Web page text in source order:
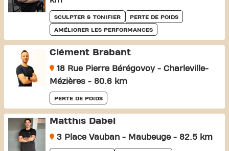
SCULPTER & TONIFIER PERTE DE POIDS
AMÉLIORER LES PERFORMANCES
Clément Brabant
18 Rue Pierre Bérégovoy - Charleville-
Mézières - 80.6 km
PERTE DE POIDS
Matthis Dabel
3 Place Vauban - Maubeuge - 82.5 km